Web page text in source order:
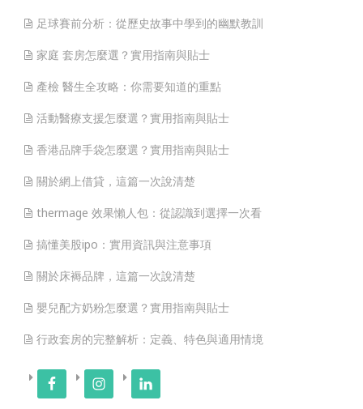
足球賽前分析：從歷史故事中學到的幽默教訓
家庭 套房怎麼選？實用指南與貼士
產檢 醫生全攻略：你需要知道的重點
活動醫療支援怎麼選？實用指南與貼士
香港品牌手袋怎麼選？實用指南與貼士
關於網上借貸，這篇一次說清楚
thermage 效果懶人包：從認識到選擇一次看
搞懂美股ipo：實用資訊與注意事項
關於床褥品牌，這篇一次說清楚
嬰兒配方奶粉怎麼選？實用指南與貼士
行政套房的完整解析：定義、特色與適用情境